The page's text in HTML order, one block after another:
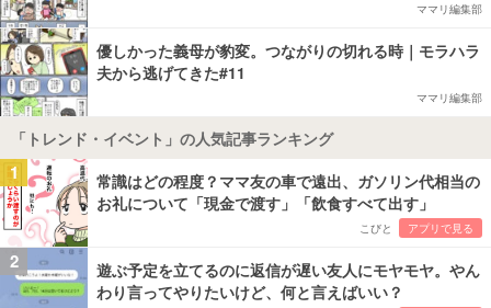
ママリ編集部
優しかった義母が豹変。つながりの切れる時｜モラハラ
夫から逃げてきた#11
ママリ編集部
「トレンド・イベント」の人気記事ランキング
1
常識はどの程度？ママ友の車で遠出、ガソリン代相当の
お礼について「現金で渡す」「飲食すべて出す」
こびと アプリで見る
2
遊ぶ予定を立てるのに返信が遅い友人にモヤモヤ。やん
わり言ってやりたいけど、何と言えばいい？